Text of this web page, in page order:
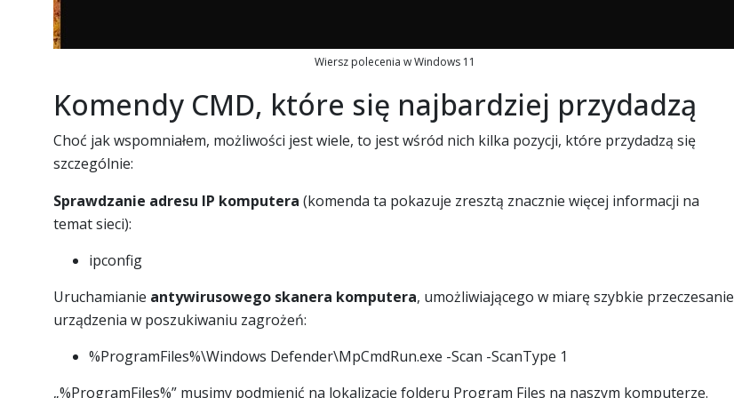
Wiersz polecenia w Windows 11
Komendy CMD, które się najbardziej przydadzą
Choć jak wspomniałem, możliwości jest wiele, to jest wśród nich kilka pozycji, które przydadzą się
szczególnie:
Sprawdzanie adresu IP komputera (komenda ta pokazuje zresztą znacznie więcej informacji na
temat sieci):
ipconfig
Uruchamianie antywirusowego skanera komputera, umożliwiającego w miarę szybkie przeczesanie
urządzenia w poszukiwaniu zagrożeń:
%ProgramFiles%\Windows Defender\MpCmdRun.exe -Scan -ScanType 1
„%ProgramFiles%” musimy podmienić na lokalizację folderu Program Files na naszym komputerze.